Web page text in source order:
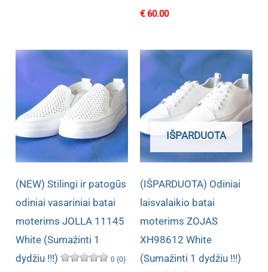
€60.00
(NEW) Stilingi ir patogūs
odiniai vasariniai batai
moterims JOLLA 11145
White (Sumažinti 1
dydžiu !!!)
0 (0)
IŠPARDUOTA
(IŠPARDUOTA) Odiniai
laisvalaikio batai
moterims ZOJAS
XH98612 White
(Sumažinti 1 dydžiu !!!)